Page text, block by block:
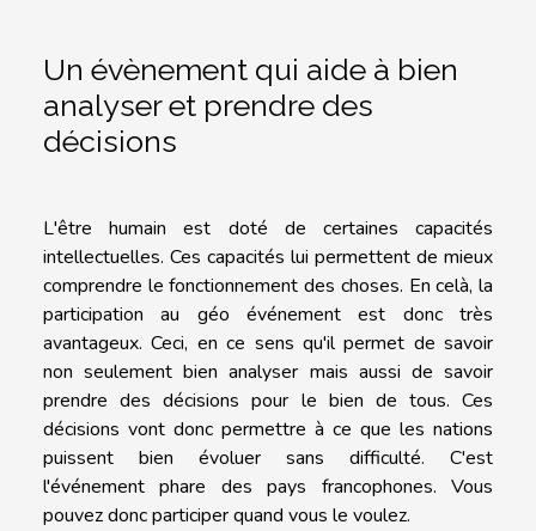
Un évènement qui aide à bien
analyser et prendre des
décisions
L'être humain est doté de certaines capacités
intellectuelles. Ces capacités lui permettent de mieux
comprendre le fonctionnement des choses. En celà, la
participation au géo événement est donc très
avantageux. Ceci, en ce sens qu'il permet de savoir
non seulement bien analyser mais aussi de savoir
prendre des décisions pour le bien de tous. Ces
décisions vont donc permettre à ce que les nations
puissent bien évoluer sans difficulté. C'est
l'événement phare des pays francophones. Vous
pouvez donc participer quand vous le voulez.